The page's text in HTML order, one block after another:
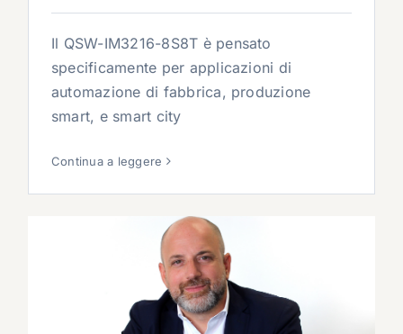
Il QSW-IM3216-8S8T è pensato
specificamente per applicazioni di
automazione di fabbrica, produzione
smart, e smart city
Continua a leggere